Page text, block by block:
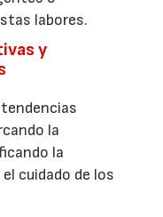
labores.
y
la
la
cuidado de los